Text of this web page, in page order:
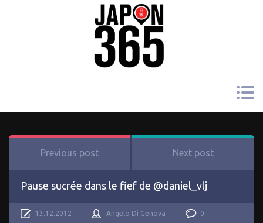
Previous post Next post
Pause sucrée dans le fief de @daniel_vlj
13.12.2012 Angelo Di Genova 0